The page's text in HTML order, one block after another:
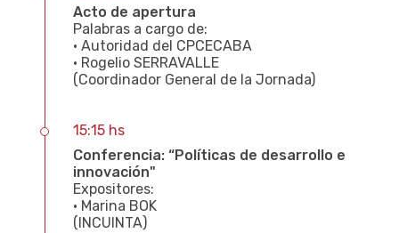
Acto de apertura
Palabras a cargo de:
• Autoridad del CPCECABA
• Rogelio SERRAVALLE
(Coordinador General de la Jornada)
15:15 hs
Conferencia: “Políticas de desarrollo e
innovación"
Expositores:
• Marina BOK
(INCUINTA)